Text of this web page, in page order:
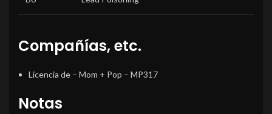
Compañías, etc.
Licencia de – Mom + Pop – MP317
Notas